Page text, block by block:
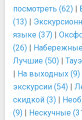
посмотреть (62) |
(13) |
языке (37) |
(26) |
Лучшие (50) |
| На выходных (9)
экскурсии (54) |
скидкой (3) |
(9) | Нескучные